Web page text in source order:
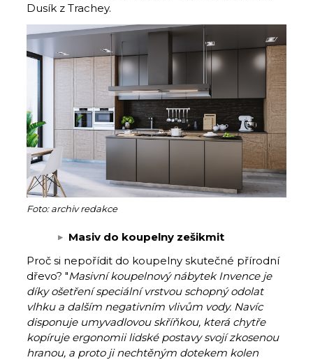
Dusík z Trachey.
Foto: archiv redakce
Masiv do koupelny zešikmit
Proč si nepořídit do koupelny skutečné přírodní
dřevo? "Masivní koupelnový nábytek Invence je
díky ošetření speciální vrstvou schopný odolat
vlhku a dalším negativním vlivům vody. Navíc
disponuje umyvadlovou skříňkou, která chytře
kopíruje ergonomii lidské postavy svojí zkosenou
hranou, a proto ji nechtěným dotekem kolen